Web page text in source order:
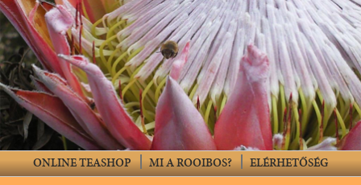
ONLINE TEASHOP MI A ROOIBOS? ELÉRHETŐSÉG